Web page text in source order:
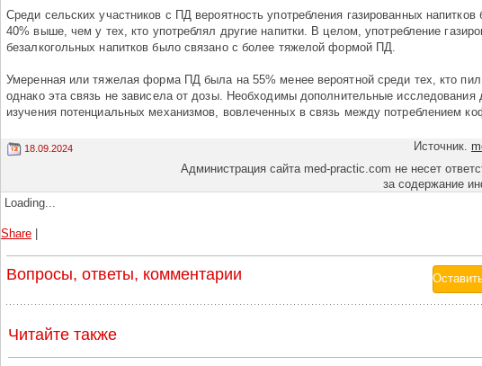
Среди сельских участников с ПД вероятность употребления газированных напитков
40% выше, чем у тех, кто употреблял другие напитки. В целом, употребление
безалкогольных напитков было связано с более тяжелой формой ПД.
Умеренная или тяжелая форма ПД была на 55% менее вероятной среди тех, кто
однако эта связь не зависела от дозы. Необходимы дополнительные исследования
изучения потенциальных механизмов, вовлеченных в связь между потреблением
18.09.2024 Источник.
Администрация сайта med-practic.com не несет
за содержание
Loading...
Share
Вопросы, ответы, комментарии
Читайте также